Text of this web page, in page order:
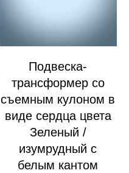
Подвеска-
трансформер со
съемным кулоном в
виде сердца цвета
Зеленый /
изумрудный с
белым кантом